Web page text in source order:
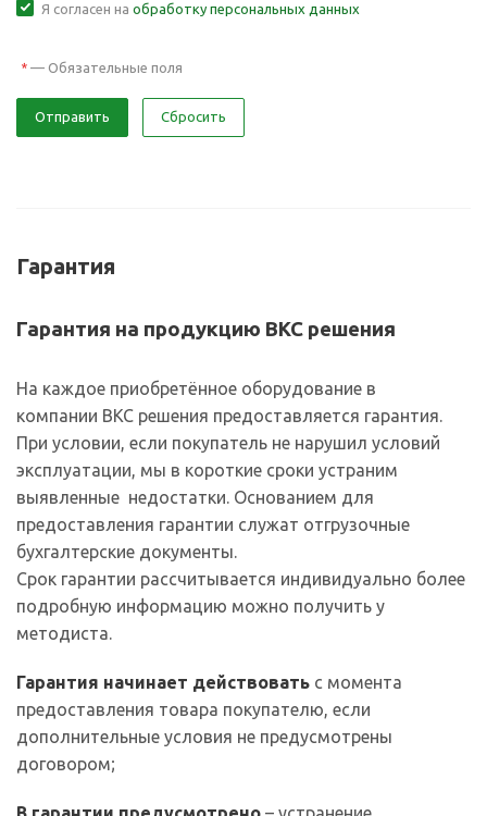
Я согласен на обработку персональных данных
* — Обязательные поля
Отправить Сбросить
Гарантия
Гарантия на продукцию ВКС решения
На каждое приобретённое оборудование в
компании ВКС решения предоставляется гарантия.
При условии, если покупатель не нарушил условий
эксплуатации, мы в короткие сроки устраним
выявленные недостатки. Основанием для
предоставления гарантии служат отгрузочные
бухгалтерские документы.
Срок гарантии рассчитывается индивидуально более
подробную информацию можно получить у
методиста.
Гарантия начинает действовать с момента
предоставления товара покупателю, если
дополнительные условия не предусмотрены
договором;